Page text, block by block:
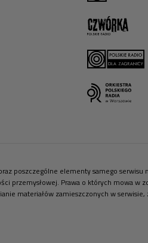
poszczególne elementy samego
przemysłowej. Prawa o których mowa
materiałów zamieszczonych w